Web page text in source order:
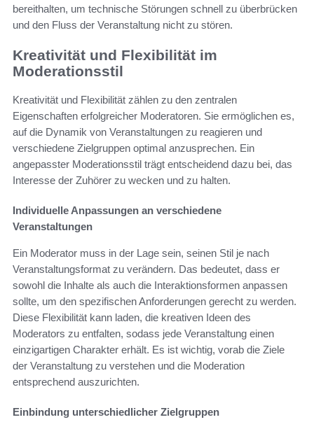
bereithalten, um technische Störungen schnell zu überbrücken
und den Fluss der Veranstaltung nicht zu stören.
Kreativität und Flexibilität im
Moderationsstil
Kreativität und Flexibilität zählen zu den zentralen
Eigenschaften erfolgreicher Moderatoren. Sie ermöglichen es,
auf die Dynamik von Veranstaltungen zu reagieren und
verschiedene Zielgruppen optimal anzusprechen. Ein
angepasster Moderationsstil trägt entscheidend dazu bei, das
Interesse der Zuhörer zu wecken und zu halten.
Individuelle Anpassungen an verschiedene
Veranstaltungen
Ein Moderator muss in der Lage sein, seinen Stil je nach
Veranstaltungsformat zu verändern. Das bedeutet, dass er
sowohl die Inhalte als auch die Interaktionsformen anpassen
sollte, um den spezifischen Anforderungen gerecht zu werden.
Diese Flexibilität kann laden, die kreativen Ideen des
Moderators zu entfalten, sodass jede Veranstaltung einen
einzigartigen Charakter erhält. Es ist wichtig, vorab die Ziele
der Veranstaltung zu verstehen und die Moderation
entsprechend auszurichten.
Einbindung unterschiedlicher Zielgruppen